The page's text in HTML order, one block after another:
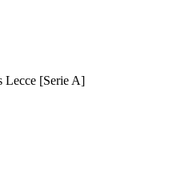
Lecce [Serie A]